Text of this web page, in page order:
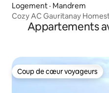
Logement · Mandrem
Cozy AC Gauritanay
Appartements
Coup de cœur voyageurs
Coup de cœur voyageurs